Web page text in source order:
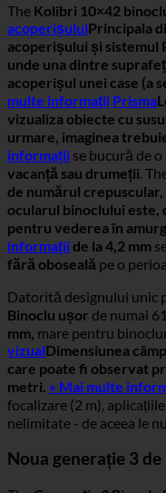
The Kolibri 10×42
acoperișuluiPrincipala
acoperișului și sistemul
unde una dintre
acoperișul unei case (a
multe informații Prisma
vizualiza obiecte cu
urmare, imaginea
informații se bucură de
vacanță sau drumeții.
de numărul
ocularul binoclului este,
pentru vederea în
informațiide la 4,2 mm
fără oboseală pe o
Datorită designului unic
Binoclu ușor de numai
mm, mare pentru
vizualDimensiunea
care poate fi observat
metri. » Mai multe
focalizare (2 m),
nelimitate - de aceea le
Noua generație 3